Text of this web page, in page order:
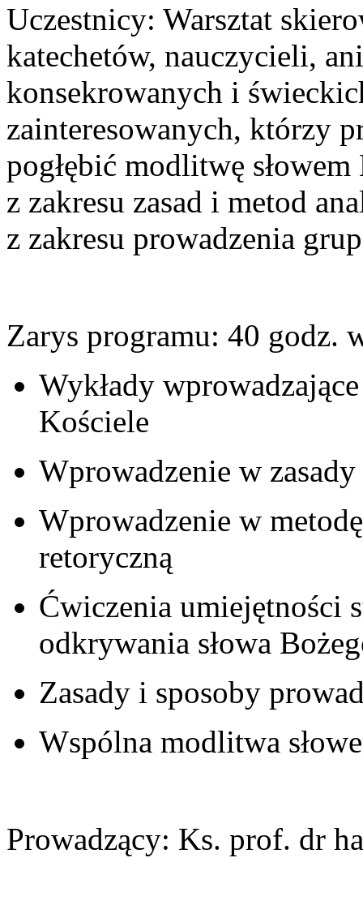
Uczestnicy: Warsztat
katechetów, nauczycieli,
konsekrowanych i
zainteresowanych, którzy
pogłębić modlitwę
z zakresu zasad i metod
z zakresu prowadzenia
Zarys programu: 40 godz.
Wykłady
Kościele
Wprowadzenie w
Wprowadzenie w
retoryczną
Ćwiczenia umiejętności
odkrywania słowa
Zasady i sposoby
Wspólna modlitwa
Prowadzący: Ks. prof. dr